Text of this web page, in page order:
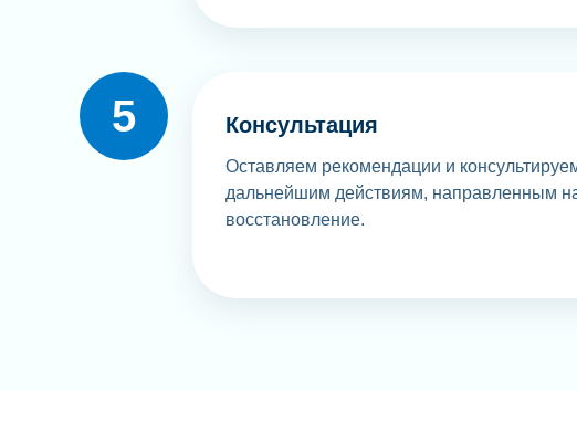
Консультация
Оставляем рекомендации и
дальнейшим действиям, направленным
восстановление.